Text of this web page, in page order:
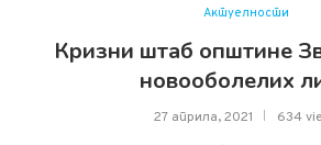
Актуелности
Кризни штаб општине
новооболелих
27 априла, 2021 634